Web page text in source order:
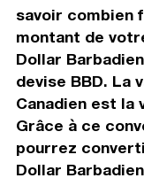
savoir combien
montant de
Dollar
devise BBD. La
Canadien est la
Grâce à ce
pourrez
Dollar